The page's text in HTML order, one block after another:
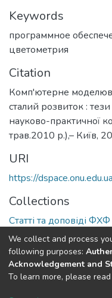
Keywords
программное
цветометрия
Citation
Комп'ютерне
сталий розвиток :
науково-практичної
трав.2010 р.),– Київ,
URI
https://
Collections
Статті та доповіді ФХФ
Full item page
DSpace software
We collect and process
following purposes:
Acknowledgement and
To learn more, please